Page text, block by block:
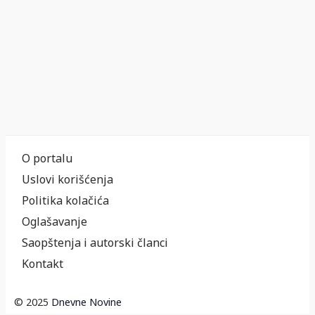
O portalu
Uslovi korišćenja
Politika kolačića
Oglašavanje
Saopštenja i autorski članci
Kontakt
© 2025 Dnevne Novine